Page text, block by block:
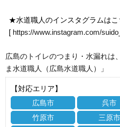
★水道職人のインスタグラムはこ
[ https://www.instagram.com/
広島のトイレのつまり・水漏れは
ま水道職人（広島水道職人）」
【対応エリア】
広島市
呉市
竹原市
三原市